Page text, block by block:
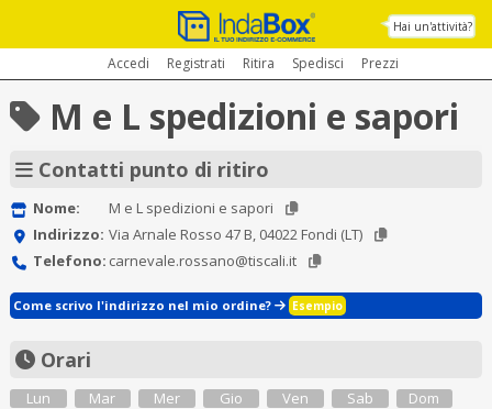
Hai un'attività?
Accedi Registrati Ritira Spedisci Prezzi
M e L spedizioni e sapori
Contatti punto di ritiro
Nome:
M e L spedizioni e sapori
Indirizzo: Via Arnale Rosso 47 B, 04022 Fondi (LT)
Telefono: carnevale.rossano@tiscali.it
Come scrivo l'indirizzo nel mio ordine? Esempio
Orari
Lun
Mar
Mer
Gio
Ven
Sab
Dom